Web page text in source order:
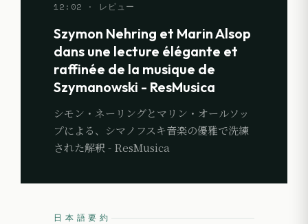
12:02 · レビュー
Szymon Nehring et Marin Alsop
dans une lecture élégante et
raffinée de la musique de
Szymanowski - ResMusica
シモン・ネーリングとマリン・オールソッ
プによる、シマノフスキ音楽の優雅で洗練
された解釈 - ResMusica
日本語要約